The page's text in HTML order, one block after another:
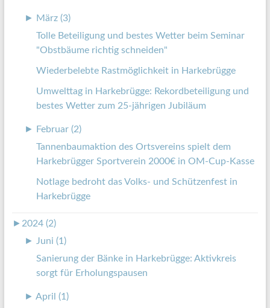
► März (3)
Tolle Beteiligung und bestes Wetter beim Seminar
"Obstbäume richtig schneiden"
Wiederbelebte Rastmöglichkeit in Harkebrügge
Umwelttag in Harkebrügge: Rekordbeteiligung und
bestes Wetter zum 25-jährigen Jubiläum
► Februar (2)
Tannenbaumaktion des Ortsvereins spielt dem
Harkebrügger Sportverein 2000€ in OM-Cup-Kasse
Notlage bedroht das Volks- und Schützenfest in
Harkebrügge
► 2024 (2)
►
Juni (1)
Sanierung der Bänke in Harkebrügge: Aktivkreis
sorgt für Erholungspausen
► April (1)